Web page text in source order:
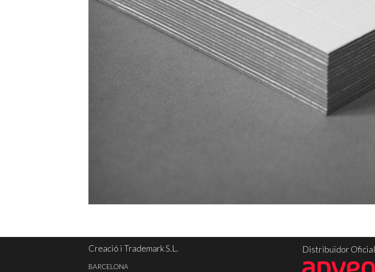
Creació i Trademark S.L.
BARCELONA
Distribuïdor